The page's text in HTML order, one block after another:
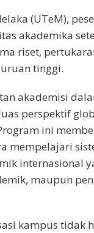
(UTeM),
akademika
riset,
tinggi.
akademisi
perspektif
ini
mempelajari
internasional
maupun
kampus tidak